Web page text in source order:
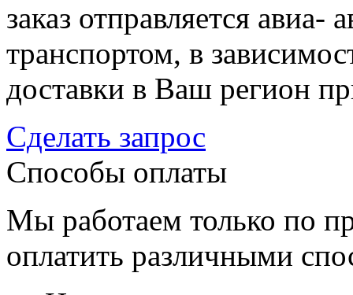
заказ отправляется
транспортом, в
доставки в Ваш регион
Сделать запрос
Способы оплаты
Мы работаем только по
оплатить различными